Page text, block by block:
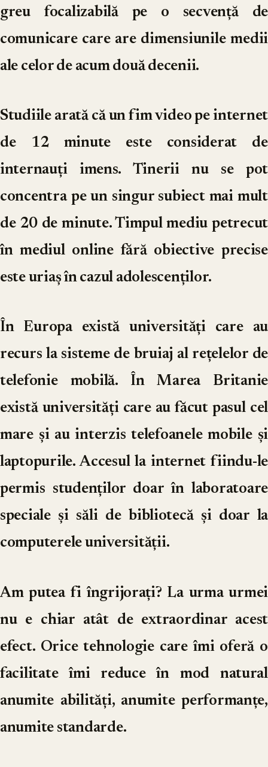
greu focalizabilă pe o secvență de
comunicare care are dimensiunile medii
ale celor de acum două decenii.
Studiile arată că un fim video pe internet
de 12 minute este considerat de
internauți imens. Tinerii nu se pot
concentra pe un singur subiect mai mult
de 20 de minute. Timpul mediu petrecut
în mediul online fără obiective precise
este uriaș în cazul adolescenților.
În Europa există universități care au
recurs la sisteme de bruiaj al rețelelor de
telefonie mobilă. În Marea Britanie
există universități care au făcut pasul cel
mare și au interzis telefoanele mobile și
laptopurile. Accesul la internet fiindu-le
permis studenților doar în laboratoare
speciale și săli de bibliotecă și doar la
computerele universității.
Am putea fi îngrijorați? La urma urmei
nu e chiar atât de extraordinar acest
efect. Orice tehnologie care îmi oferă o
facilitate îmi reduce în mod natural
anumite abilități, anumite performanțe,
anumite standarde.